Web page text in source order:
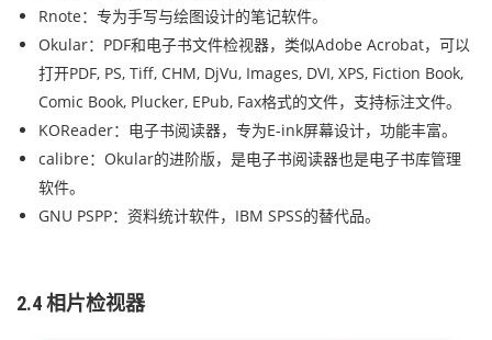
Rnote：专为手写与绘图设计的笔记软件。
Okular：PDF和电子书文件检视器，类似Adobe Acrobat，可以
打开PDF, PS, Tiff, CHM, DjVu, Images, DVI, XPS, Fiction Book,
Comic Book, Plucker, EPub, Fax格式的文件，支持标注文件。
KOReader：电子书阅读器，专为E-ink屏幕设计，功能丰富。
calibre：Okular的进阶版，是电子书阅读器也是电子书库管理
软件。
GNU PSPP：资料统计软件，IBM SPSS的替代品。
2.4 相片检视器